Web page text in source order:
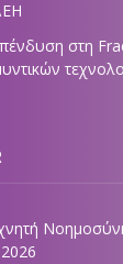
στη